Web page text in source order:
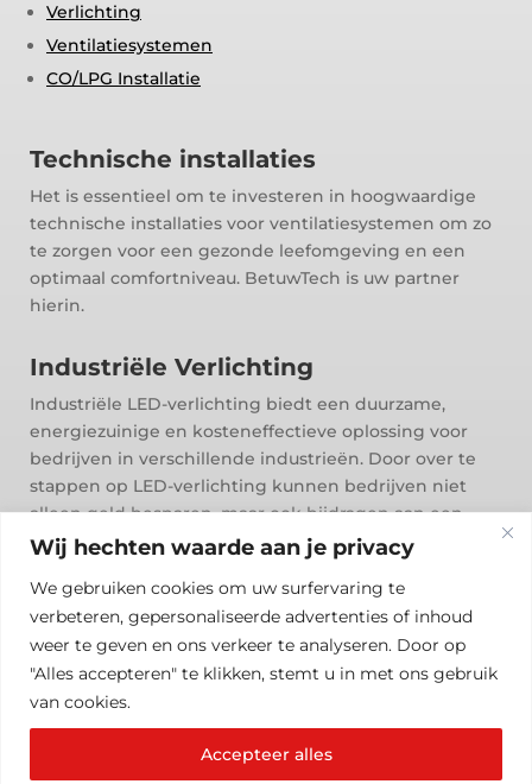
Wij hechten waarde aan je privacy
We gebruiken cookies om uw surfervaring te
verbeteren, gepersonaliseerde advertenties of inhoud
weer te geven en ons verkeer te analyseren. Door op
"Alles accepteren" te klikken, stemt u in met ons gebruik
van cookies.
Accepteer alles
Verlichting
Ventilatiesystemen
CO/LPG Installatie
Technische installaties
Het is essentieel om te investeren in hoogwaardige
technische installaties voor ventilatiesystemen om zo
te zorgen voor een gezonde leefomgeving en een
optimaal comfortniveau. BetuwTech is uw partner
hierin.
Industriële Verlichting
Industriële LED-verlichting biedt een duurzame,
energiezuinige en kosteneffectieve oplossing voor
bedrijven in verschillende industrieën. Door over te
stappen op LED-verlichting kunnen bedrijven niet
alleen geld besparen, maar ook bijdragen aan een
groenere toekomst.